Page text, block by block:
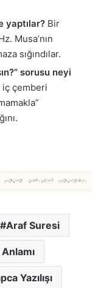
yaptılar? Bir
Musa’nın
sığındılar.
sorusu neyi
iç çemberi
Araf Suresi
Yazılışı